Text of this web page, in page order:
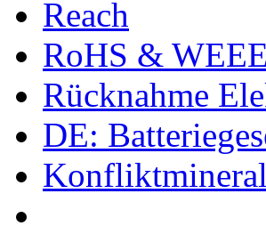
Reach
RoHS & WEEE
Rücknahme
DE: